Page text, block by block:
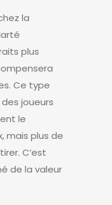
la
plus
Ce type
joueurs
le
mais plus de
C’est
de la valeur